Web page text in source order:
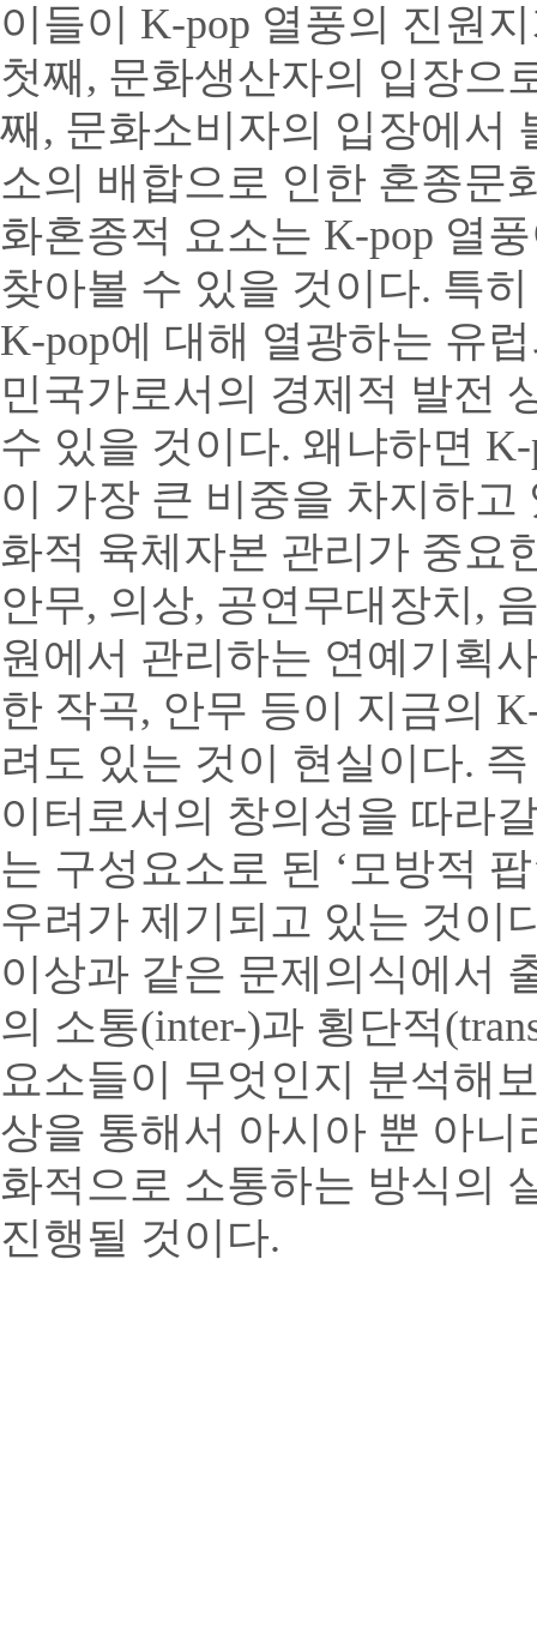
이들이 K-pop 열풍의 진원
첫째, 문화생산자의 입장으
째, 문화소비자의 입장에서
소의 배합으로 인한 혼종문
화혼종적 요소는 K-pop 열
찾아볼 수 있을 것이다. 특
K-pop에 대해 열광하는 유
민국가로서의 경제적 발전
수 있을 것이다. 왜냐하면
이 가장 큰 비중을 차지하
화적 육체자본 관리가 중요
안무, 의상, 공연무대장치,
원에서 관리하는 연예기획
한 작곡, 안무 등이 지금의
려도 있는 것이 현실이다.
이터로서의 창의성을 따라
는 구성요소로 된 ‘모방적
우려가 제기되고 있는 것이
이상과 같은 문제의식에서
의 소통(inter-)과 횡단적
요소들이 무엇인지 분석해
상을 통해서 아시아 뿐 아
화적으로 소통하는 방식의
진행될 것이다.